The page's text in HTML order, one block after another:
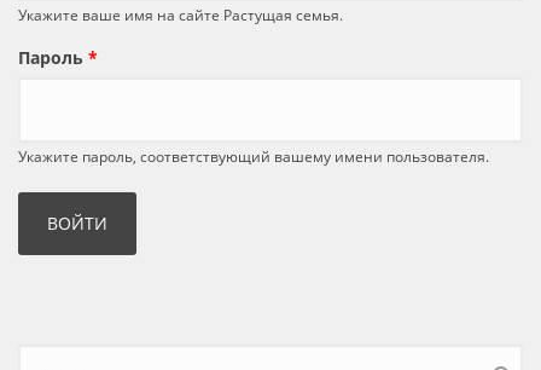
Укажите ваше имя на сайте Растущая семья.
Пароль *
Укажите пароль, соответствующий вашему имени пользователя.